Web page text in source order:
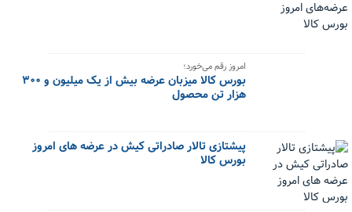
امروز رقم می‌خورد؛
بورس کالا میزبان عرضه بیش از یک میلیون و ۳۰۰
هزار تن محصول
پیشتازی تالار صادراتی کیش در عرضه های امروز
بورس کالا